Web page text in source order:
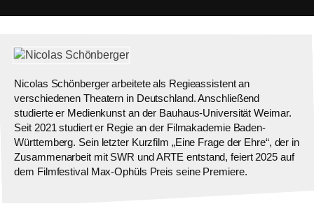
Nicolas Schönberger arbeitete als Regieassistent an
verschiedenen Theatern in Deutschland. Anschließend
studierte er Medienkunst an der Bauhaus-Universität Weimar.
Seit 2021 studiert er Regie an der Filmakademie Baden-
Württemberg. Sein letzter Kurzfilm „Eine Frage der Ehre“, der in
Zusammenarbeit mit SWR und ARTE entstand, feiert 2025 auf
dem Filmfestival Max-Ophüls Preis seine Premiere.